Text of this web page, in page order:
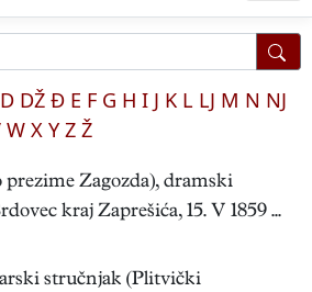
D DŽ Đ E F G H I J K L LJ M N NJ
W X Y Z Ž
Zagozda), dramski
kraj Zaprešića, 15. V 1859 ...
stručnjak (Plitvički